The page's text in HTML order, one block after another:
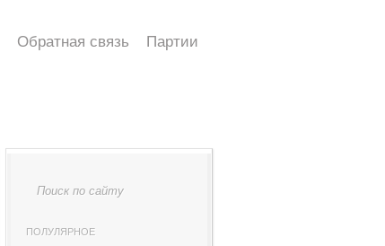
Обратная связь Партии
ПОЛУЛЯРНОЕ